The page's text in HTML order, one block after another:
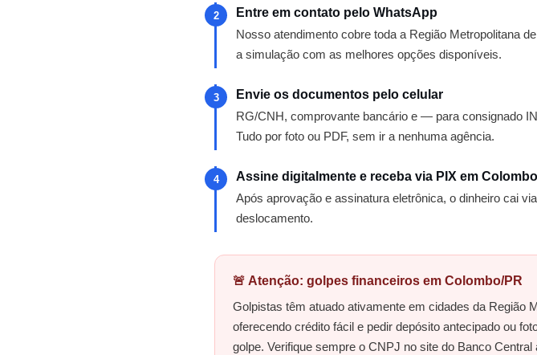
2 Entre em contato pelo WhatsApp
Nosso atendimento cobre toda a Região Metropolitana
a simulação com as melhores opções disponíveis.
3 Envie os documentos pelo celular
RG/CNH, comprovante bancário e — para consignado
Tudo por foto ou PDF, sem ir a nenhuma agência.
4 Assine digitalmente e receba via PIX em Colombo
Após aprovação e assinatura eletrônica, o dinheiro cai
deslocamento.
🚨 Atenção: golpes financeiros em Colombo/PR
Golpistas têm atuado ativamente em cidades da Região
oferecendo crédito fácil e pedir depósito antecipado ou
golpe. Verifique sempre o CNPJ no site do Banco Central